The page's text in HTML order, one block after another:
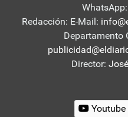
WhatsApp:
Redacción: E-Mail:
Departamento
Director:
Youtube